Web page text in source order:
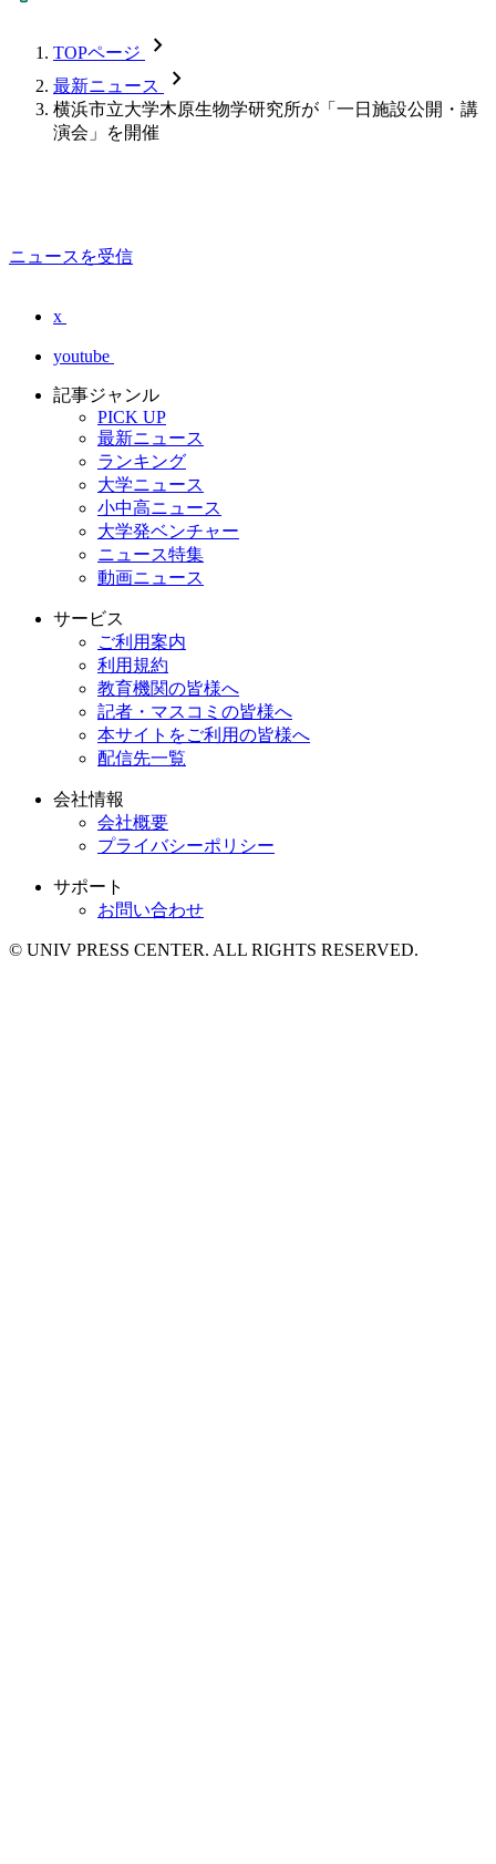
TOPページ chevron_forward
最新ニュース chevron_forward
横浜市立大学木原生物学研究所が「一日施設公開・講
演会」を開催
ニュースを受信
x
youtube
記事ジャンル
PICK UP
最新ニュース
ランキング
大学ニュース
小中高ニュース
大学発ベンチャー
ニュース特集
動画ニュース
サービス
ご利用案内
利用規約
教育機関の皆様へ
記者・マスコミの皆様へ
本サイトをご利用の皆様へ
配信先一覧
会社情報
会社概要
プライバシーポリシー
サポート
お問い合わせ
© UNIV PRESS CENTER. ALL RIGHTS RESERVED.